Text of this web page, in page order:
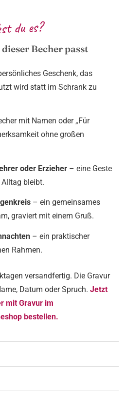
Gravur bringen wir einzeln
du es?
Geschenk, das
wird statt im Schrank zu
mit Namen oder „Für
ohne großen
oder Erzieher
– ein gemeinsames
– ein praktischer
versandfertig. Die Gravur
Datum oder Spruch.
mit Gravur im